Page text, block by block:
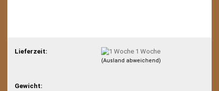
Lieferzeit: 1 Woche
(Ausland abweichend)
Gewicht: